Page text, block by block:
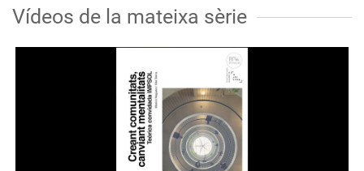
Vídeos de la mateixa sèrie